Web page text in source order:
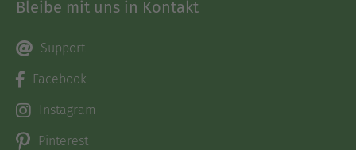
Bleibe mit uns in Kontakt
Support
Facebook
Instagram
Pinterest